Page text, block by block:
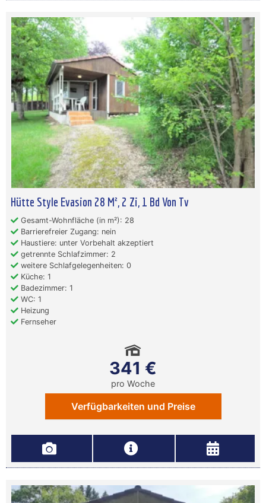
Hütte Style Evasion 28 M², 2 Zi, 1 Bd Von Tv
Gesamt-Wohnfläche (in m²): 28
Barrierefreier Zugang: nein
Haustiere: unter Vorbehalt akzeptiert
getrennte Schlafzimmer: 2
weitere Schlafgelegenheiten: 0
Küche: 1
Badezimmer: 1
WC: 1
Heizung
Fernseher
341 €
pro Woche
Verfügbarkeiten und Preise